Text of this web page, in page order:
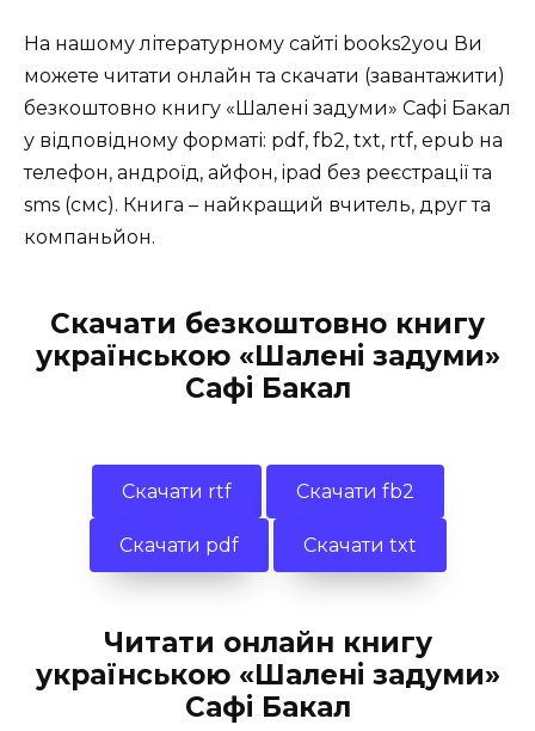
На нашому літературному сайті books2you Ви
можете читати онлайн та скачати (завантажити)
безкоштовно книгу «Шалені задуми» Сафі Бакал
у відповідному форматі: pdf, fb2, txt, rtf, epub на
телефон, андроїд, айфон, ipad без реєстрації та
sms (смс). Книга – найкращий вчитель, друг та
компаньйон.
Скачати безкоштовно книгу
українською «Шалені задуми»
Сафі Бакал
Скачати rtf Скачати fb2
Скачати pdf Скачати txt
Читати онлайн книгу
українською «Шалені задуми»
Сафі Бакал